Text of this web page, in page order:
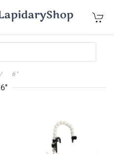
6"
6"